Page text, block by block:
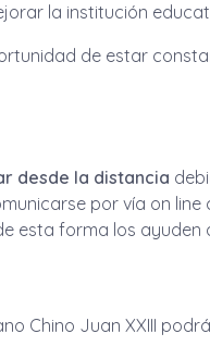
la institución
de estar
desde la distancia
por vía on
esta forma los ayuden
Chino Juan XXIII